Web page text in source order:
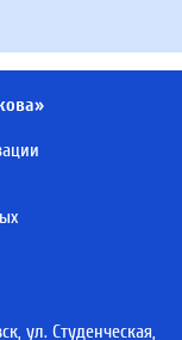
ул. Студенческая,